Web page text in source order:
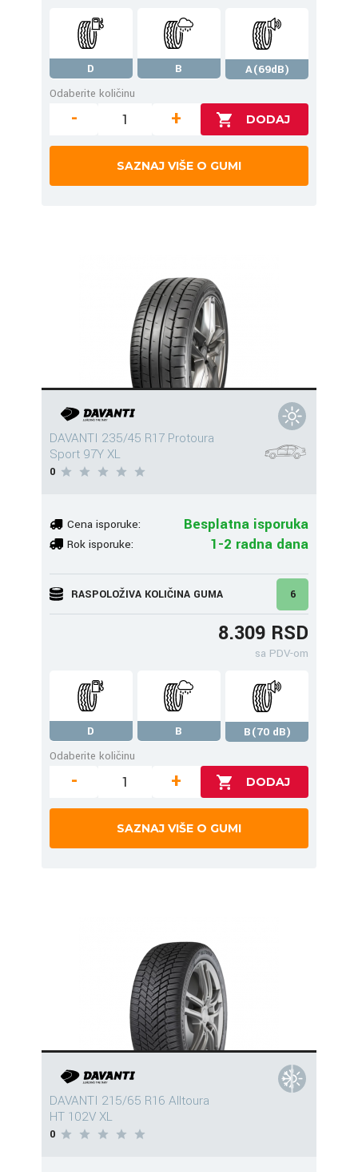
D B
A(69dB)
Odaberite količinu
- +
SAZNAJ VIŠE O GUMI
DAVANTI 235/45 R17 Protoura
Sport 97Y XL
0
Cena isporuke: Besplatna isporuka
Rok isporuke: 1-2 radna dana
RASPOLOŽIVA KOLIČINA GUMA 6
8.309 RSD
sa PDV-om
D B
B(70 dB)
Odaberite količinu
- +
SAZNAJ VIŠE O GUMI
DAVANTI 215/65 R16 Alltoura
HT 102V XL
0